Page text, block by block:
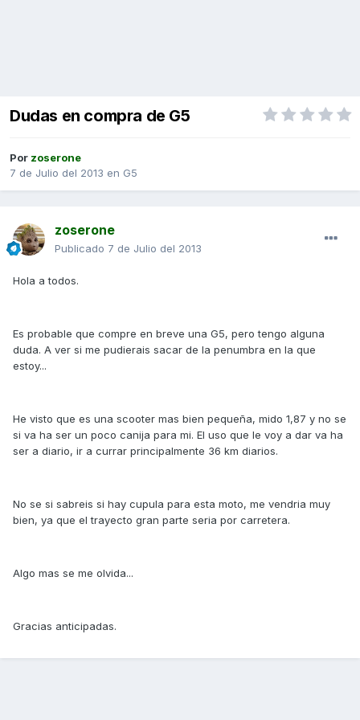
Dudas en compra de G5
Por zoserone
7 de Julio del 2013 en G5
zoserone
Publicado 7 de Julio del 2013
Hola a todos.
Es probable que compre en breve una G5, pero tengo alguna
duda. A ver si me pudierais sacar de la penumbra en la que
estoy...
He visto que es una scooter mas bien pequeña, mido 1,87 y no se
si va ha ser un poco canija para mi. El uso que le voy a dar va ha
ser a diario, ir a currar principalmente 36 km diarios.
No se si sabreis si hay cupula para esta moto, me vendria muy
bien, ya que el trayecto gran parte seria por carretera.
Algo mas se me olvida...
Gracias anticipadas.